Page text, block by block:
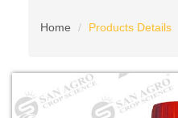
Home Products Details